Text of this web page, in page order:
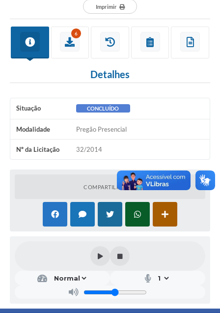
Imprimir
6
Detalhes
Situação CONCLUÍDO
Modalidade Pregão Presencial
Nº da Licitação 32/2014
COMPARTILHAR